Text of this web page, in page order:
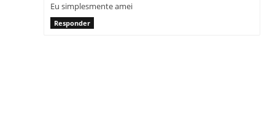
Eu simplesmente amei
Responder